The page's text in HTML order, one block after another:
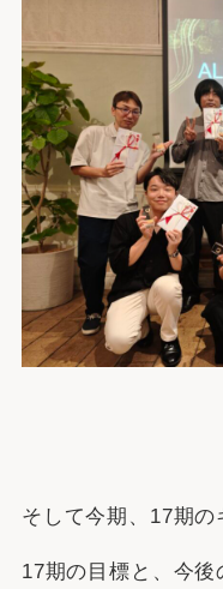
そして今期、17期の
17期の目標と、今